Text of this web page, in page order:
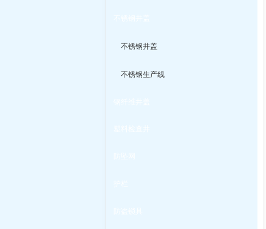
不锈钢井盖
不锈钢生产线